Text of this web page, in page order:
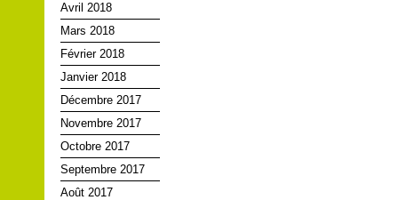
Avril 2018
Mars 2018
Février 2018
Janvier 2018
Décembre 2017
Novembre 2017
Octobre 2017
Septembre 2017
Août 2017